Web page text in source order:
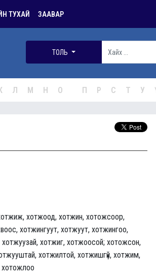
ТУХАЙ ЗААВАР
ТОЛЬ
Л М Н О П Р С Т У
хотжоод, хотжин, хотожсоор,
хотжингуут, хотжуут, хотжингоо,
хотжиг, хотжоосой; хотожсон,
хотжилтой, хотжишгүй, хотжим,